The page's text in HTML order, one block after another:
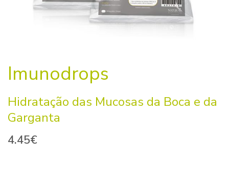
Imunodrops
Hidratação das Mucosas da Boca e da
Garganta
4.45€